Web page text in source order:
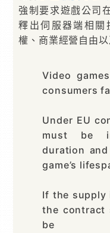
強制要求遊戲公司
釋出伺服器端相關
權、商業經營自由
Video
consumers
Under EU
must be
duration
game’s
If the supply
the contract
be